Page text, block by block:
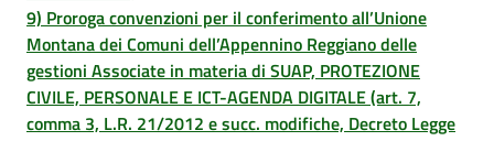
9) Proroga convenzioni per il conferimento all’Unione
Montana dei Comuni dell’Appennino Reggiano delle
gestioni Associate in materia di SUAP, PROTEZIONE
CIVILE, PERSONALE E ICT-AGENDA DIGITALE (art. 7,
comma 3, L.R. 21/2012 e succ. modifiche, Decreto Legge